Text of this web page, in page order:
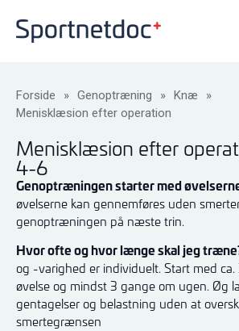
Forside » Genoptræning » Knæ
»
Menisklæsion efter operation
Menisklæsion efter
4-6
Genoptræningen starter med
øvelserne kan gennemføres uden
genoptræningen på næste trin.
Hvor ofte og hvor længe skal jeg
og -varighed er individuelt. Start med
øvelse og mindst 3 gange om ugen. Øg
gentagelser og belastning uden at
smertegrænsen